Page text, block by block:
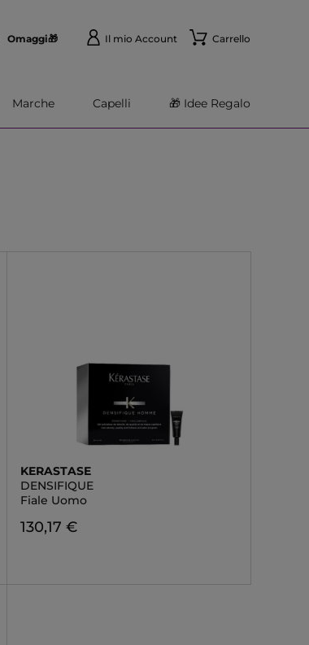
Omaggi🎁 Il mio Account Carrello
Marche Capelli 🎁 Idee Regalo
KERASTASE
DENSIFIQUE
Fiale Uomo
130,17 €